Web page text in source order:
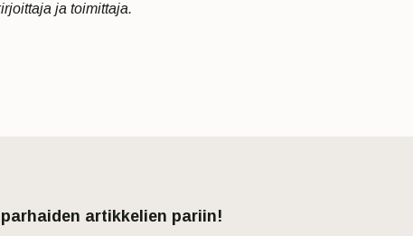
ja toimittaja.
artikkelien pariin!